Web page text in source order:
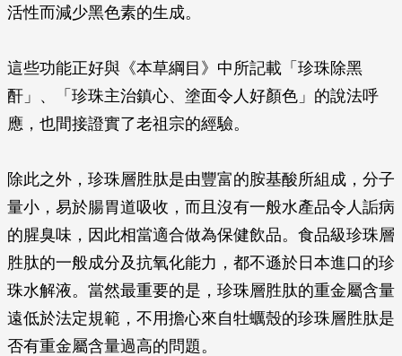
活性而減少黑色素的生成。
這些功能正好與《本草綱目》中所記載「珍珠除黑
酐」、「珍珠主治鎮心、塗面令人好顏色」的說法呼
應，也間接證實了老祖宗的經驗。
除此之外，珍珠層胜肽是由豐富的胺基酸所組成，分子
量小，易於腸胃道吸收，而且沒有一般水產品令人詬病
的腥臭味，因此相當適合做為保健飲品。食品級珍珠層
胜肽的一般成分及抗氧化能力，都不遜於日本進口的珍
珠水解液。當然最重要的是，珍珠層胜肽的重金屬含量
遠低於法定規範，不用擔心來自牡蠣殼的珍珠層胜肽是
否有重金屬含量過高的問題。